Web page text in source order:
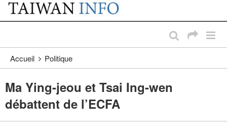
Passer au contenu principal
:::
Accueil Politique
Ma Ying-jeou et Tsai Ing-wen
débattent de l’ECFA